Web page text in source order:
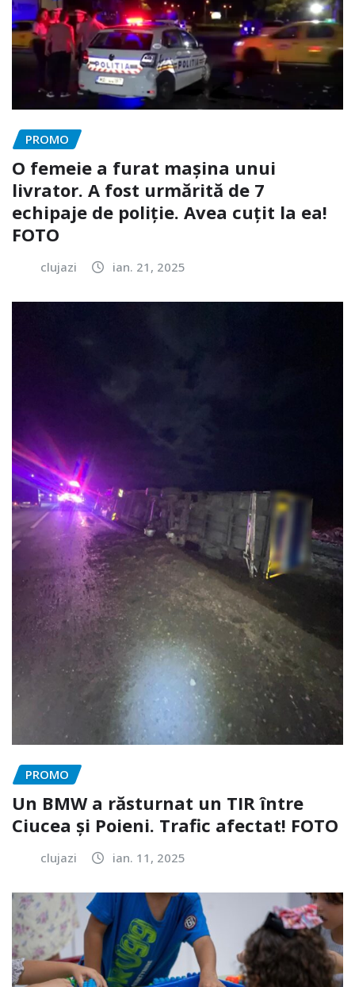
PROMO
O femeie a furat mașina unui
livrator. A fost urmărită de 7
echipaje de poliție. Avea cuțit la ea!
FOTO
clujazi ian. 21, 2025
PROMO
Un BMW a răsturnat un TIR între
Ciucea și Poieni. Trafic afectat! FOTO
clujazi ian. 11, 2025